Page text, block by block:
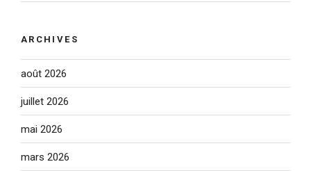
ARCHIVES
août 2026
juillet 2026
mai 2026
mars 2026